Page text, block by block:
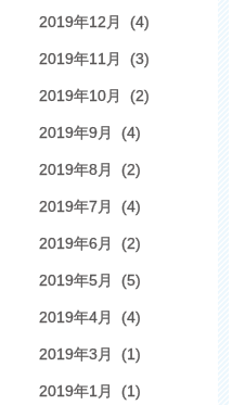
2019年12月 (4)
2019年11月 (3)
2019年10月 (2)
2019年9月 (4)
2019年8月 (2)
2019年7月 (4)
2019年6月 (2)
2019年5月 (5)
2019年4月 (4)
2019年3月 (1)
2019年1月 (1)